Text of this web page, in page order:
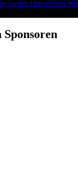
Sport-Harreither
Sponsoren